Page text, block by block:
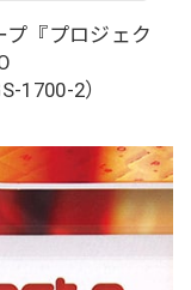
『プロジェク
1700-2）